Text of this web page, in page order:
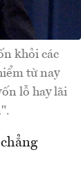
khỏi các
từ nay
lỗ hay lãi